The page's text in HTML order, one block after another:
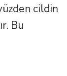
cildin
Bu